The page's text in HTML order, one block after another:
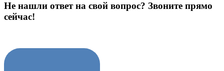
Не нашли ответ на свой вопрос? Звоните прямо
сейчас!